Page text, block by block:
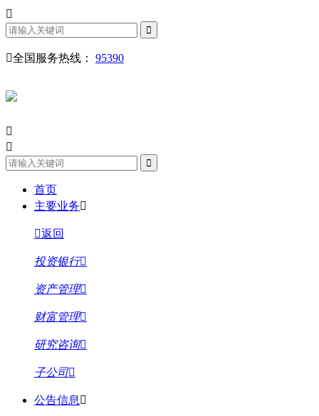
全国服务热线： 95390
首页
主要业务
返回
投资银行
资产管理
财富管理
研究咨询
子公司
公告信息